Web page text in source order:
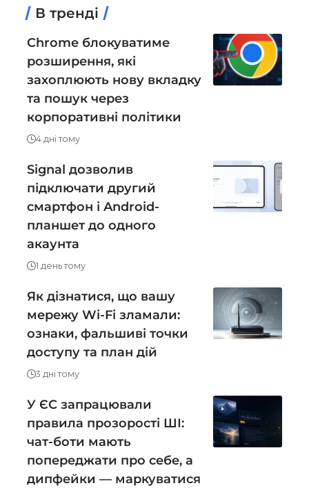
В тренді
Chrome блокуватиме
розширення, які
захоплюють нову вкладку
та пошук через
корпоративні політики
4 дні тому
Signal дозволив
підключати другий
смартфон і Android-
планшет до одного
акаунта
1 день тому
Як дізнатися, що вашу
мережу Wi-Fi зламали:
ознаки, фальшиві точки
доступу та план дій
3 дні тому
У ЄС запрацювали
правила прозорості ШІ:
чат-боти мають
попереджати про себе, а
дипфейки — маркуватися